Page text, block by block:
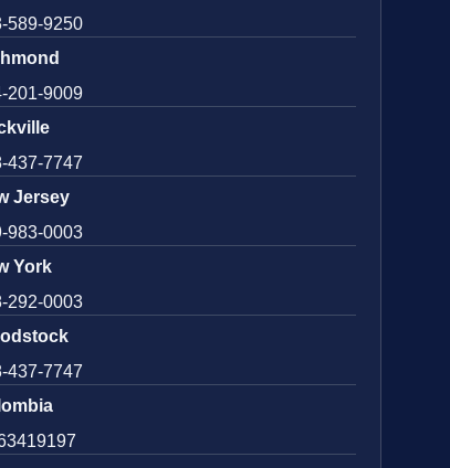
589-9250
201-9009
437-7747
Jersey
983-0003
York
292-0003
437-7747